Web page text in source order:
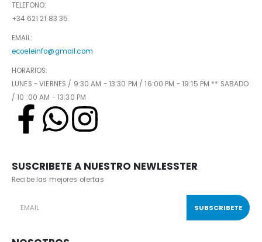
TELEFONO:
+34 621 21 83 35
EMAIL:
ecoeleinfo@gmail.com
HORARIOS:
LUNES - VIERNES / 9:30 AM - 13:30 PM / 16:00 PM - 19:15 PM ** SABADO
/ 10 :00 AM - 13:30 PM
SUSCRIBETE A NUESTRO NEWLESSTER
Recibe las mejores ofertas